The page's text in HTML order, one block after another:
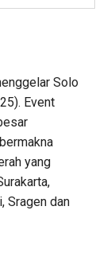
Solo
Event
yang
Sragen dan